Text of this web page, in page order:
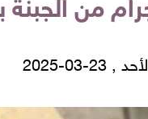
, 23-03-2025